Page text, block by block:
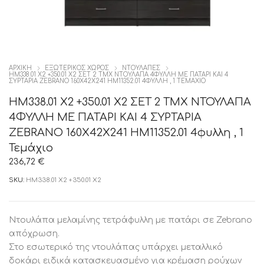
ΑΡΧΙΚΉ ΕΞΩΤΕΡΙΚΟΣ ΧΩΡΟΣ
ΝΤΟΥΛΆΠΕΣ
HM338.01 X2 +350.01 X2 ΣΕΤ 2 ΤΜΧ ΝΤΟΥΛΑΠΑ 4ΦΥΛΛΗ ΜΕ ΠΑΤΑΡΙ ΚΑΙ 4
ΣΥΡΤΑΡΙΑ ZEBRANO 160X42X241 HM11352.01 4ΦΥΛΛΗ , 1 ΤΕΜΆΧΙΟ
HM338.01 X2 +350.01 X2 ΣΕΤ 2 ΤΜΧ ΝΤΟΥΛΑΠΑ
4ΦΥΛΛΗ ΜΕ ΠΑΤΑΡΙ ΚΑΙ 4 ΣΥΡΤΑΡΙΑ
ZEBRANO 160X42X241 HM11352.01 4φυλλη , 1
Τεμάχιο
236,72 €
SKU: HM338.01 X2 +350.01 X2
Ντουλάπα μελαμίνης τετράφυλλη με πατάρι σε Zebrano
απόχρωση.
Στο εσωτερικό της ντουλάπας υπάρχει μεταλλικό
δοκάρι ειδικά κατασκευασμένο για κρέμαση ρούχων